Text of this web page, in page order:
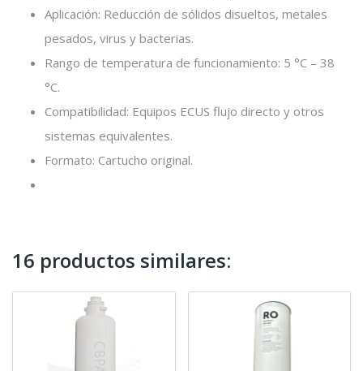
Aplicación: Reducción de sólidos disueltos, metales
pesados, virus y bacterias.
Rango de temperatura de funcionamiento: 5 °C – 38
°C.
Compatibilidad: Equipos ECUS flujo directo y otros
sistemas equivalentes.
Formato: Cartucho original.
16 productos similares: